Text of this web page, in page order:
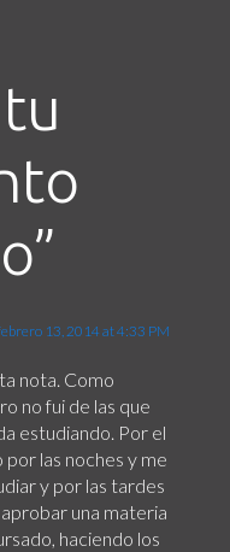
”
13, 2014 at 4:33 PM
nota. Como
no fui de las que
estudiando. Por el
las noches y me
y por las tardes
una materia
haciendo los